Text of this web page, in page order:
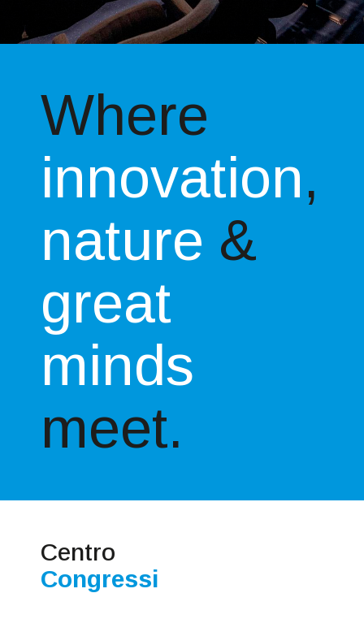
Where
innovation,
nature &
great
minds
meet.
Centro
Congressi